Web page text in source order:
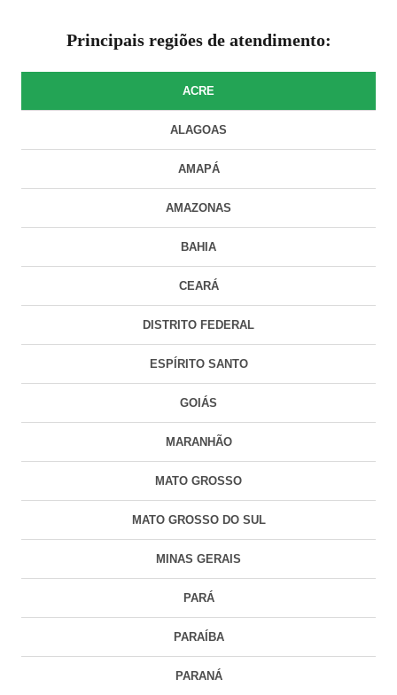
Principais regiões de atendimento:
ACRE
ALAGOAS
AMAPÁ
AMAZONAS
BAHIA
CEARÁ
DISTRITO FEDERAL
ESPÍRITO SANTO
GOIÁS
MARANHÃO
MATO GROSSO
MATO GROSSO DO SUL
MINAS GERAIS
PARÁ
PARAÍBA
PARANÁ